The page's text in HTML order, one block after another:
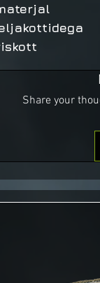
Share your